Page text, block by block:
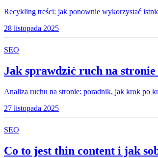
Recykling treści: jak ponownie wykorzystać
28 listopada 2025
SEO
Jak sprawdzić ruch na
Analiza ruchu na stronie: poradnik, jak krok po
27 listopada 2025
SEO
Co to jest thin content i jak